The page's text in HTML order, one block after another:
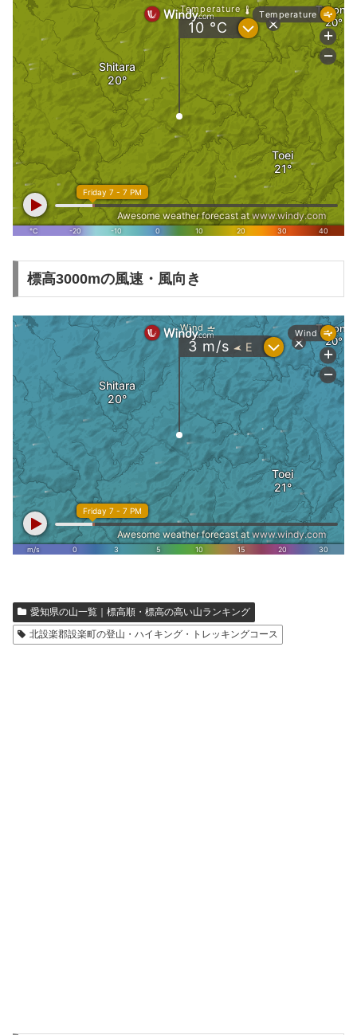
標高3000mの風速・風向き
愛知県の山一覧｜標高順・標高の高い山ランキング
北設楽郡設楽町の登山・ハイキング・トレッキングコース